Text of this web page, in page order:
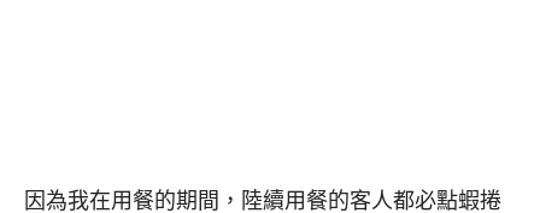
因為我在用餐的期間，陸續用餐的客人都必點蝦捲